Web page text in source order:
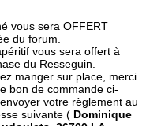
vous sera OFFERT
du forum.
vous sera offert à
du Resseguin.
manger sur place, merci
bon de commande ci-
votre règlement au
suivante ( Dominique
26700 LA